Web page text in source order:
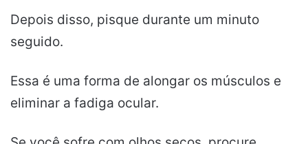
Depois disso, pisque durante um minuto
seguido.
Essa é uma forma de alongar os músculos e
eliminar a fadiga ocular.